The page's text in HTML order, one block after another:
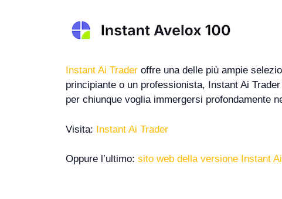
Instant Ai Trader offre una delle più ampie
principiante o un professionista, Instant Ai
per chiunque voglia immergersi profondamente
Visita: Instant Ai Trader
Oppure l’ultimo: sito web della versione Instant